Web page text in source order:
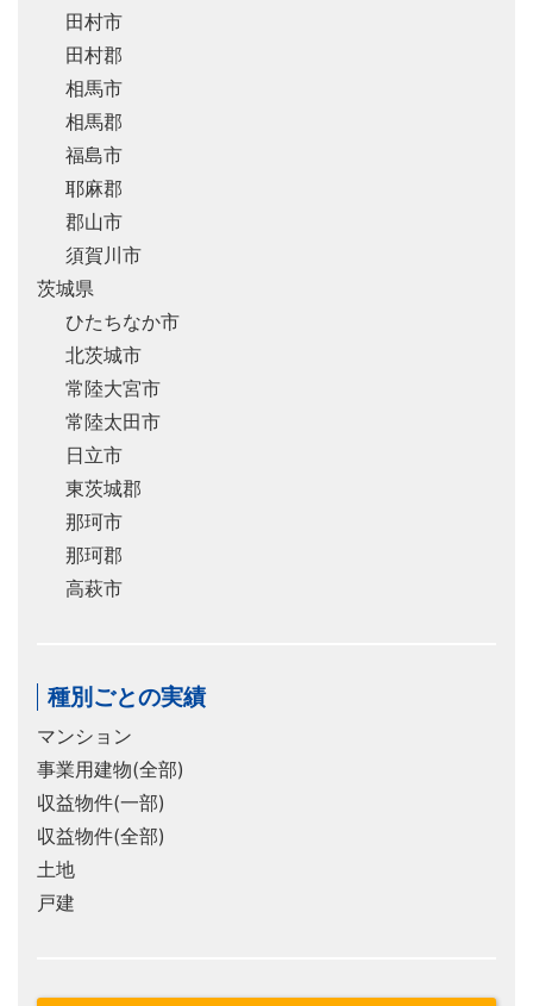
田村市
田村郡
相馬市
相馬郡
福島市
耶麻郡
郡山市
須賀川市
茨城県
ひたちなか市
北茨城市
常陸大宮市
常陸太田市
日立市
東茨城郡
那珂市
那珂郡
高萩市
種別ごとの実績
マンション
事業用建物(全部)
収益物件(一部)
収益物件(全部)
土地
戸建